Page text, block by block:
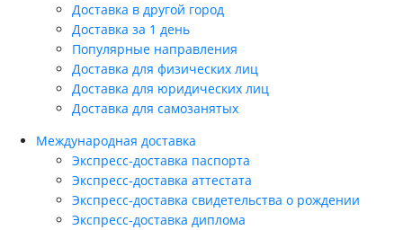
Доставка в другой город
Доставка за 1 день
Популярные направления
Доставка для физических лиц
Доставка для юридических лиц
Доставка для самозанятых
Международная доставка
Экспресс-доставка паспорта
Экспресс-доставка аттестата
Экспресс-доставка свидетельства о рождении
Экспресс-доставка диплома